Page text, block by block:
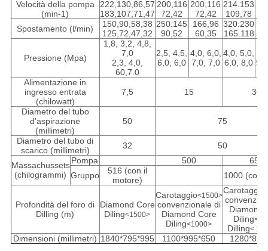
Velocità della pompa
(min-1)
222,130,86,57
183,107,71,47
200,116
72,42
200,116
72,42
214.153
109,78
Spostamento (l/min)
150,90,58,38
125,72,47,32
250.145
90,52
166,96
60,35
320.230
165.118
Pressione (Mpa)
1,8, 3,2, 4,8,
7,0
2,3, 4,0,
60,7.0
2,5, 4,5,
6,0, 6,0
4,0, 6,0,
7,0, 7,0
4,0, 5,0,
6,0, 8,0
Alimentazione in
ingresso entrata
(chilowatt)
7,5 15 30
Diametro del tubo
d'aspirazione
(millimetri)
50 75
Diametro del tubo di
scarico (millimetri)
32 50
Massachussets
(chilogrammi)
Pompa 500
650
Gruppo
516 (con il
motore)
1000 (con
Profondità del foro di
Dilling (m)
Diamond Core
Diling<1500>
Carotaggio<1500>
convenzionale di
Diamond Core
Diling<1000>
Carotaggio
Diamond
Diling
Dilling<
Dimensioni (millimetri) 1840*795*995 1100*995*650